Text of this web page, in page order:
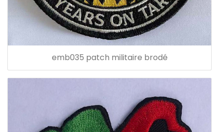
emb035 patch militaire brodé